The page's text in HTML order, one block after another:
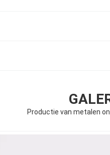
Productie van metalen